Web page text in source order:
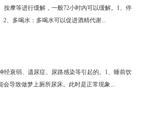
摩等进行缓解，一般72小时内可以缓解。1、停
、多喝水：多喝水可以促进酒精代谢...
衰弱、遗尿症、尿路感染等引起的。1、睡前饮
导致做梦上厕所尿床。此时是正常现象...